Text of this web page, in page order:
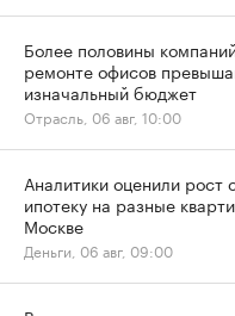
Более половины
ремонте офисов
изначальный бюджет
Отрасль, 06 авг, 10:00
Аналитики оценили рост
ипотеку на разные
Москве
Деньги, 06 авг, 09:00